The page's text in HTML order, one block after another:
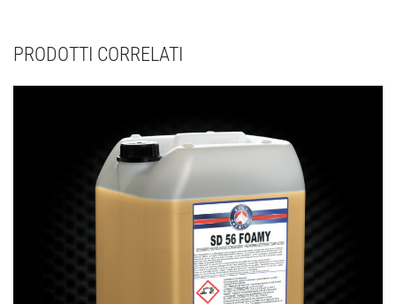
PRODOTTI CORRELATI